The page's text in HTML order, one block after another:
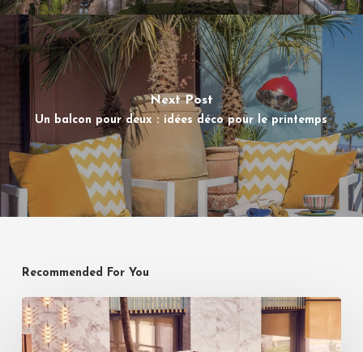
Next Post
Un balcon pour deux : idées déco pour le printemps
Recommended For You